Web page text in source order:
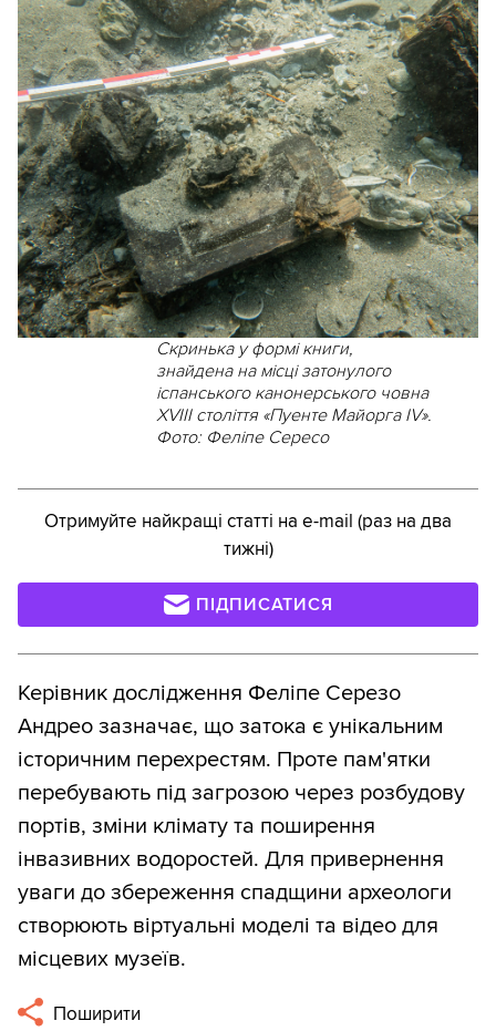
Скринька у формі книги,
знайдена на місці затонулого
іспанського канонерського човна
XVIII століття «Пуенте Майорга IV».
Фото: Феліпе Сересо
Отримуйте найкращі статті на e-mail (раз на два
тижні)
ПІДПИСАТИСЯ
Керівник дослідження Феліпе Серезо
Андрео зазначає, що затока є унікальним
історичним перехрестям. Проте пам'ятки
перебувають під загрозою через розбудову
портів, зміни клімату та поширення
інвазивних водоростей. Для привернення
уваги до збереження спадщини археологи
створюють віртуальні моделі та відео для
місцевих музеїв.
Поширити